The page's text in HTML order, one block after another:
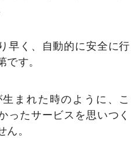
早く、自動的に安全に行
す。
まれた時のように、こ
ったサービスを思いつく
。